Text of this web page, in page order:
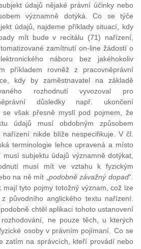
údajů nějaké právní účinky nebo
významně dotýká. Co se týče
údajů, najdeme příklady situací, kdy
mít bude v recitálu (71) nařízení,
zamítnutí on-line žádostí o
náboru bez jakéhokoliv
příkladem rovněž z pracovněprávní
kdy by zaměstnavatel na základě
rozhodnutí vyvozoval pro
důsledky např. ukončení
se však přesně myslí pod pojmem, že
údajů musí obdobným způsobem
nikde blíže nespecifikuje. V čl.
terminologie lehce upravená a místo
subjektu údajů významně dotýkat,
musí mít ve vztahu k fyzickým
na ně mít „ podobně závažný dopad“.
tyto pojmy totožný význam, což lze
původního anglického textu nařízení.
chtěl aplikaci tohoto ustanovení
ne pouze těch, u kterých
osoby v právním pojímaní. Co se
zatím na správcích, kteří provádí nebo